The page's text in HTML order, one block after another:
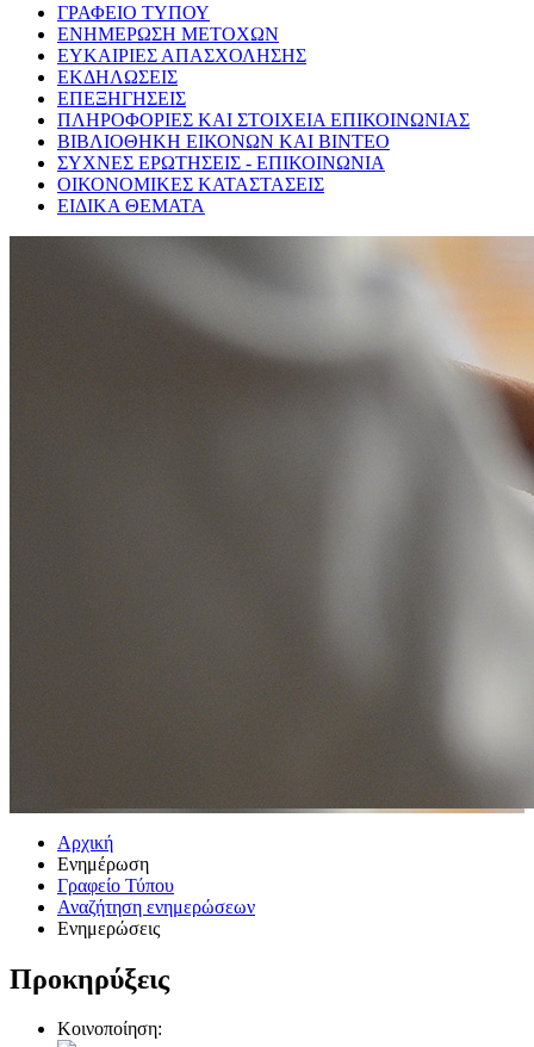
ΓΡΑΦΕΙΟ ΤΥΠΟΥ
ΕΝΗΜΕΡΩΣΗ ΜΕΤΟΧΩΝ
ΕΥΚΑΙΡΙΕΣ ΑΠΑΣΧΟΛΗΣΗΣ
ΕΚΔΗΛΩΣΕΙΣ
ΕΠΕΞΗΓΗΣΕΙΣ
ΠΛΗΡΟΦΟΡΙΕΣ ΚΑΙ ΣΤΟΙΧΕΙΑ ΕΠΙΚΟΙΝΩΝΙΑΣ
ΒΙΒΛΙΟΘΗΚΗ ΕΙΚΟΝΩΝ ΚΑΙ ΒΙΝΤΕΟ
ΣΥΧΝΕΣ ΕΡΩΤΗΣΕΙΣ - ΕΠΙΚΟΙΝΩΝΙΑ
ΟΙΚΟΝΟΜΙΚΕΣ ΚΑΤΑΣΤΑΣΕΙΣ
ΕΙΔΙΚΑ ΘΕΜΑΤΑ
Αρχική
Ενημέρωση
Γραφείο Τύπου
Αναζήτηση ενημερώσεων
Ενημερώσεις
Προκηρύξεις
Κοινοποίηση: